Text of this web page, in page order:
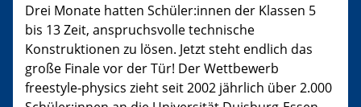
Drei Monate hatten Schüler:innen der Klassen 5
bis 13 Zeit, anspruchsvolle technische
Konstruktionen zu lösen. Jetzt steht endlich das
große Finale vor der Tür! Der Wettbewerb
freestyle-physics zieht seit 2002 jährlich über 2.000